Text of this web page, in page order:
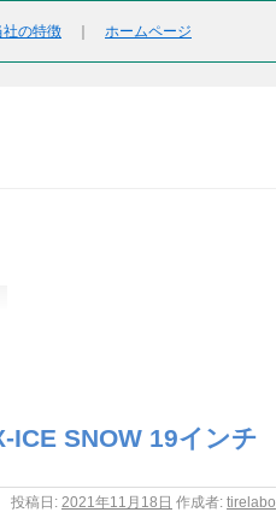
社の特徴 ホームページ
ICE SNOW 19インチ
投稿日: 2021年11月18日 作成者: tirelabo